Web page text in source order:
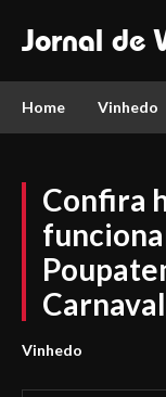
Jornal de
Home Vinhedo
Confira
Carnaval
Vinhedo